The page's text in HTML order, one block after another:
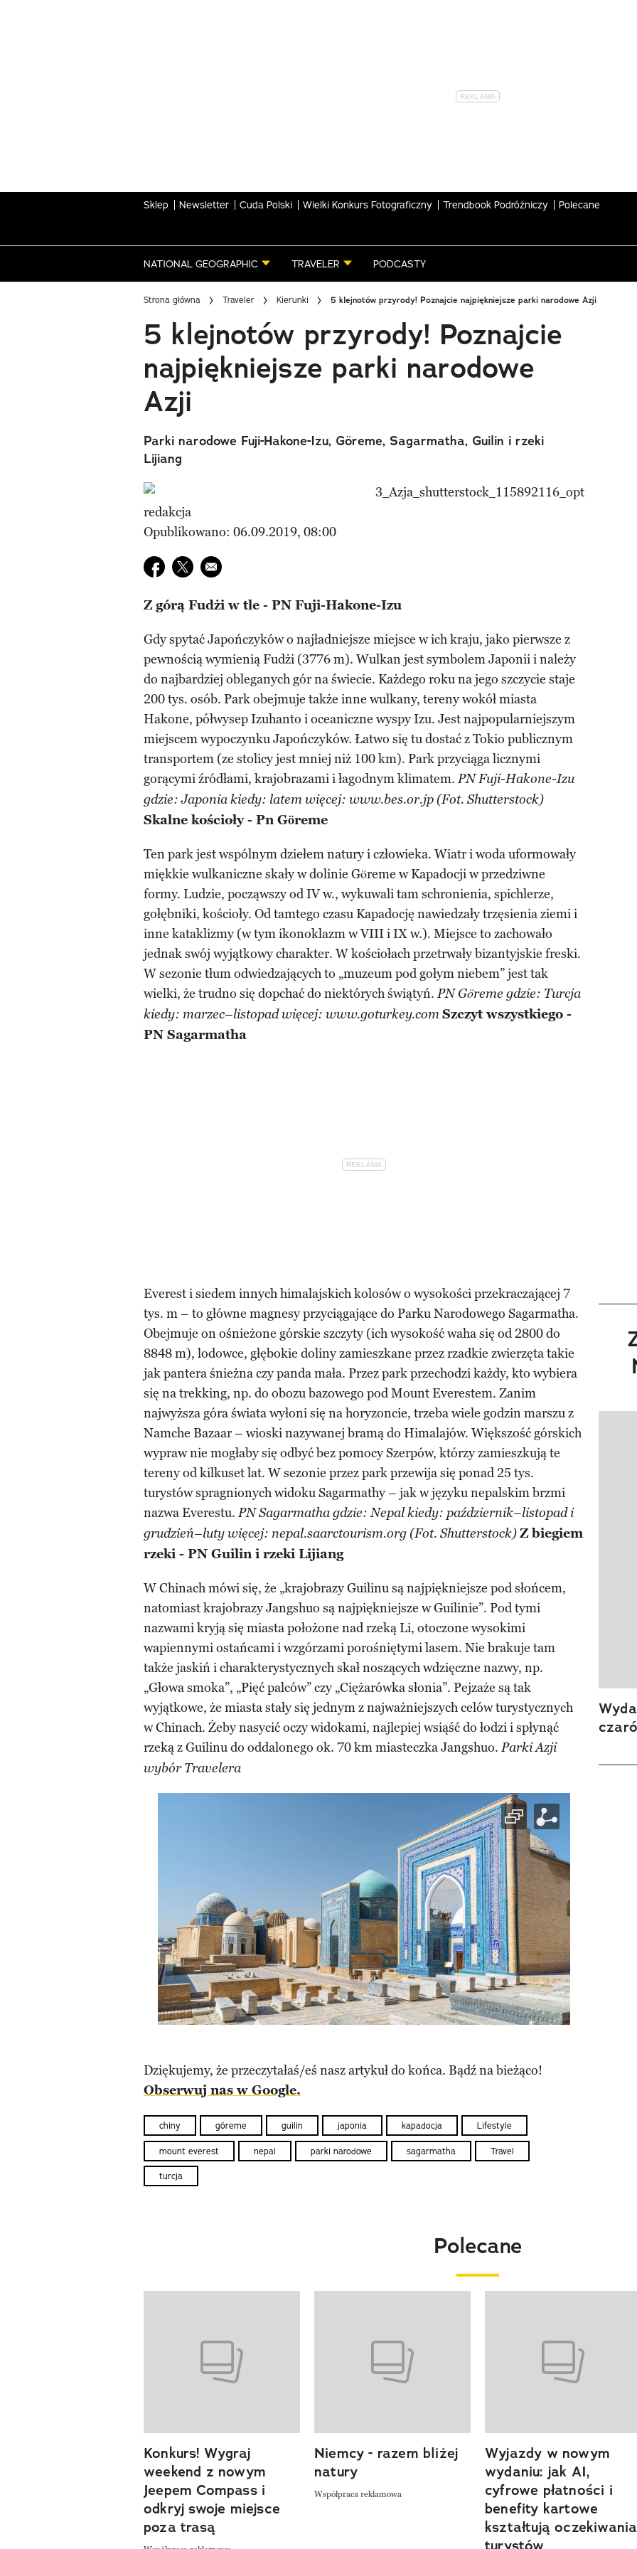
Sklep Newsletter Cuda Polski Wielki Konkurs Fotograficzny Trendbook Podróżniczy Polecane
NATIONAL GEOGRAPHIC TRAVELER PODCASTY
Strona główna Traveler Kierunki 5 klejnotów przyrody! Poznajcie najpiękniejsze parki narodowe Azji
5 klejnotów przyrody! Poznajcie
najpiękniejsze parki narodowe
Azji
Parki narodowe Fuji-Hakone-Izu, Göreme, Sagarmatha, Guilin i rzeki
Lijiang
redakcja
Opublikowano: 06.09.2019, 08:00
Udostępnij na facebook
Udostępnij na twitter
E-mail do przyjaciela
Z górą Fudżi w tle - PN Fuji-Hakone-Izu
Gdy spytać Japończyków o najładniejsze miejsce w ich kraju, jako pierwsze z
pewnością wymienią Fudżi (3776 m). Wulkan jest symbolem Japonii i należy
do najbardziej obleganych gór na świecie. Każdego roku na jego szczycie staje
200 tys. osób. Park obejmuje także inne wulkany, tereny wokół miasta
Hakone, półwysep Izuhanto i oceaniczne wyspy Izu. Jest najpopularniejszym
miejscem wypoczynku Japończyków. Łatwo się tu dostać z Tokio publicznym
transportem (ze stolicy jest mniej niż 100 km). Park przyciąga licznymi
gorącymi źródłami, krajobrazami i łagodnym klimatem. PN Fuji-Hakone-Izu
gdzie: Japonia kiedy: latem więcej: www.bes.or.jp (Fot. Shutterstock)
Skalne kościoły - Pn Göreme
Ten park jest wspólnym dziełem natury i człowieka. Wiatr i woda uformowały
miękkie wulkaniczne skały w dolinie Göreme w Kapadocji w przedziwne
formy. Ludzie, począwszy od IV w., wykuwali tam schronienia, spichlerze,
gołębniki, kościoły. Od tamtego czasu Kapadocję nawiedzały trzęsienia ziemi i
inne kataklizmy (w tym ikonoklazm w VIII i IX w.). Miejsce to zachowało
jednak swój wyjątkowy charakter. W kościołach przetrwały bizantyjskie freski.
W sezonie tłum odwiedzających to „muzeum pod gołym niebem” jest tak
wielki, że trudno się dopchać do niektórych świątyń. PN Göreme gdzie: Turcja
kiedy: marzec–listopad więcej: www.goturkey.com Szczyt wszystkiego -
PN Sagarmatha
Everest i siedem innych himalajskich kolosów o wysokości przekraczającej 7
tys. m – to główne magnesy przyciągające do Parku Narodowego Sagarmatha.
Obejmuje on ośnieżone górskie szczyty (ich wysokość waha się od 2800 do
8848 m), lodowce, głębokie doliny zamieszkane przez rzadkie zwierzęta takie
jak pantera śnieżna czy panda mała. Przez park przechodzi każdy, kto wybiera
się na trekking, np. do obozu bazowego pod Mount Everestem. Zanim
najwyższa góra świata wyłoni się na horyzoncie, trzeba wiele godzin marszu z
Namche Bazaar – wioski nazywanej bramą do Himalajów. Większość górskich
wypraw nie mogłaby się odbyć bez pomocy Szerpów, którzy zamieszkują te
tereny od kilkuset lat. W sezonie przez park przewija się ponad 25 tys.
turystów spragnionych widoku Sagarmathy – jak w języku nepalskim brzmi
nazwa Everestu. PN Sagarmatha gdzie: Nepal kiedy: październik–listopad i
grudzień–luty więcej: nepal.saarctourism.org (Fot. Shutterstock)Z biegiem
rzeki - PN Guilin i rzeki Lijiang
W Chinach mówi się, że „krajobrazy Guilinu są najpiękniejsze pod słońcem,
natomiast krajobrazy Jangshuo są najpiękniejsze w Guilinie”. Pod tymi
nazwami kryją się miasta położone nad rzeką Li, otoczone wysokimi
wapiennymi ostańcami i wzgórzami porośniętymi lasem. Nie brakuje tam
także jaskiń i charakterystycznych skał noszących wdzięczne nazwy, np.
„Głowa smoka”, „Pięć palców” czy „Ciężarówka słonia”. Pejzaże są tak
wyjątkowe, że miasta stały się jednym z najważniejszych celów turystycznych
w Chinach. Żeby nasycić oczy widokami, najlepiej wsiąść do łodzi i spłynąć
rzeką z Guilinu do oddalonego ok. 70 km miasteczka Jangshuo. Parki Azji
wybór Travelera
Dziękujemy, że przeczytałaś/eś nasz artykuł do końca. Bądź na bieżąco!
Obserwuj nas w Google.
chiny göreme guilin japonia kapadocja Lifestyle
mount everest nepal parki narodowe sagarmatha Travel
turcja
Polecane
previous element
Konkurs! Wygraj
weekend z nowym
Jeepem Compass i
odkryj swoje miejsce
poza trasą
Niemcy - razem bliżej
natury
Współpraca reklamowa
Wyjazdy w nowym
wydaniu: jak AI,
cyfrowe płatności i
benefity kartowe
kształtują oczekiwania
turystów